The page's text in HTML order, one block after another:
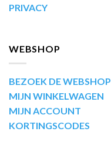
PRIVACY
WEBSHOP
BEZOEK DE WEBSHOP
MIJN WINKELWAGEN
MIJN ACCOUNT
KORTINGSCODES